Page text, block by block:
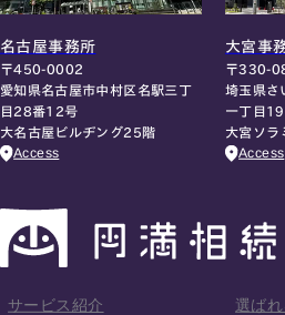
名古屋事務所
〒450-0002
愛知県名古屋市中村区名駅三丁
目28番12号
大名古屋ビルヂング25階
Access
大宮事
〒330-
埼玉県さ
一丁目
大宮ソ
Access
サービス紹介 選ば